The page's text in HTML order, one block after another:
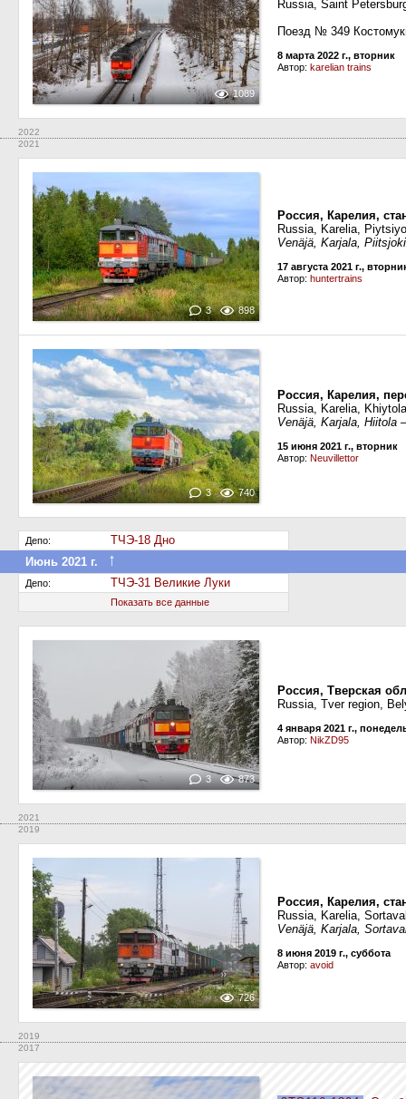
1089
Russia, Saint
Поезд № 349
8 марта 2022 г., вторник
Автор: karelian trains
2022
2021
3 898
Россия, Карелия,
Russia, Karelia,
Venäjä, Karjala,
17 августа 2021 г.,
Автор: huntertrains
3 740
Россия, Карелия,
Russia, Karelia,
Venäjä, Karjala, Hiitola
15 июня 2021 г., вторник
Автор: Neuvillettor
Депо:
ТЧЭ-18 Дно
Июнь 2021 г.
↑
Депо: ТЧЭ-31 Великие Луки
Показать все данные
3 873
Россия, Тверская
Russia, Tver region,
4 января 2021 г.,
Автор: NikZD95
2021
2019
726
Россия, Карелия,
Russia, Karelia,
Venäjä, Karjala,
8 июня 2019 г., суббота
Автор: avoid
2019
2017